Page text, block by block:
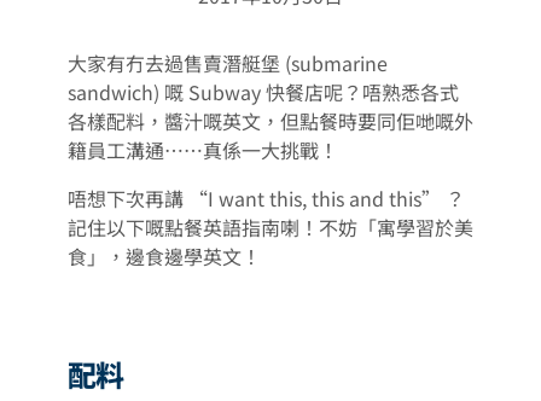
大家有冇去過售賣潛艇堡 (submarine
sandwich) 嘅 Subway 快餐店呢？唔熟悉各式
各樣配料，醬汁嘅英文，但點餐時要同佢哋嘅外
籍員工溝通⋯⋯真係一大挑戰！
唔想下次再講 “I want this, this and this” ？
記住以下嘅點餐英語指南喇！不妨「寓學習於美
食」，邊食邊學英文！
配料